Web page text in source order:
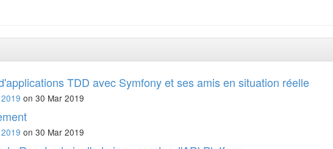
TDD avec Symfony et ses amis en situation réelle
on 30 Mar 2019
on 30 Mar 2019